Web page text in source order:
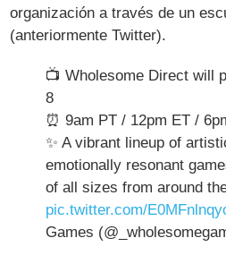
organización a través de un
(anteriormente Twitter).
📺 Wholesome Direct will
8
⏰ 9am PT / 12pm ET /
✨ A vibrant lineup of
emotionally resonant
of all sizes from around
pic.twitter.com/
Games